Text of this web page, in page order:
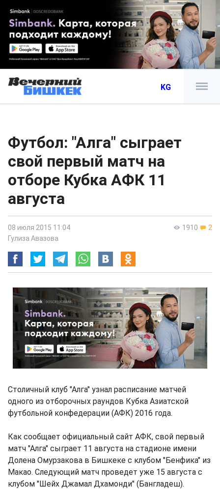
KG
Футбол: "Алга" сыграет
свой первый матч на
отборе Кубка АФК 11
августа
1910 2
08 июля 2015 11:04
Гулиза Авазова
Столичный клуб "Алга" узнал расписание матчей
одного из отборочных раундов Кубка Азиатской
футбольной конфедерации (АФК) 2016 года.
Как сообщает официальный сайт АФК, свой первый
матч "Алга" сыграет 11 августа на стадионе имени
Долена Омурзакова в Бишкеке с клубом "Бенфика" из
Макао. Следующий матч проведет уже 15 августа с
клубом "Шейх Джамал Дхамонди" (Бангладеш).